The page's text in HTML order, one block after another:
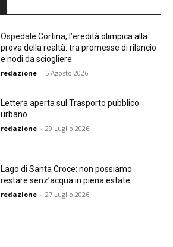
Ospedale Cortina, l’eredità olimpica alla
prova della realtà: tra promesse di rilancio
e nodi da sciogliere
redazione - 5 Agosto 2026
Lettera aperta sul Trasporto pubblico
urbano
redazione - 29 Luglio 2026
Lago di Santa Croce: non possiamo
restare senz’acqua in piena estate
redazione - 27 Luglio 2026